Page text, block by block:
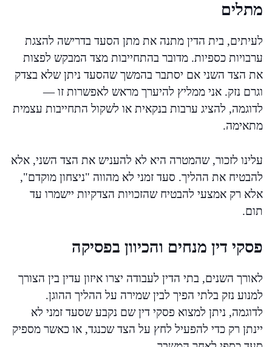
מתלים
לעיתים, בית הדין מתנה את מתן הסעד בדרישה להצגת
ערבויות כספיות. מדובר בהתחייבות מצד המבקש לפצות
את הצד השני אם יסתבר בהמשך שהסעד ניתן שלא בצדק
וגרם נזק. אני ממליץ להיערך מראש לאפשרות זו —
לדוגמה, להציג ערבות בנקאית או לשקול התחייבות עצמית
מתאימה.
עלינו לזכור, שהמטרה היא לא להעניש את הצד השני, אלא
להבטיח את ההליך. סעד זמני לא מהווה "ניצחון מוקדם",
אלא רק אמצעי להבטיח שהזכויות הצדקיות יישמרו עד
תום.
פסקי דין מנחים והכיוון בפסיקה
לאורך השנים, בתי הדין לעבודה יצרו איזון עדין בין הצורך
למנוע נזק בלתי הפיך לבין שמירה על ההליך ההוגן.
לדוגמה, ניתן למצוא פסקי דין שם נקבע שסעד זמני לא
יינתן רק כדי להפעיל לחץ על הצד שכנגד, או כאשר מספיק